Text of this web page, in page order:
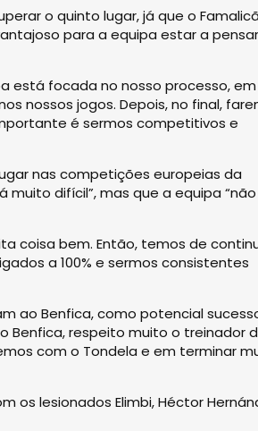
o quinto lugar, já que o
para a equipa estar a
está focada no nosso processo, em
nossos jogos. Depois, no final,
é sermos competitivos e
nas competições europeias da
difícil”, mas que a equipa “não
coisa bem. Então, temos de
a 100% e sermos consistentes
ao Benfica, como potencial
Benfica, respeito muito o treinador
com o Tondela e em terminar
os lesionados Elimbi, Héctor